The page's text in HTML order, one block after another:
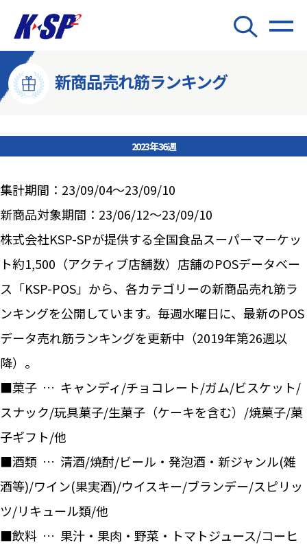
新商品売れ筋ランキング
2023年36週
集計期間：23/09/04～23/09/10
新商品対象期間：23/06/12～23/09/10
株式会社KSP-SPが提供する全国食品スーパーマーケッ
ト約1,500（アクティブ店舗数）店舗のPOSデータベー
ス「KSP-POS」から、各カテゴリーの新商品売れ筋ラ
ンキングを公開しています。毎週水曜日に、最新のPOS
データ売れ筋ランキングを更新中（2019年第26週以
降）。
■菓子 … キャンディ/チョコレート/ガム/ビスケット/
スナック/玩具菓子/生菓子（ケーキを含む）/焼菓子/菓
子ギフト/他
■酒類 … 清酒/焼酎/ビール・発泡酒・新ジャンル(雑
酒等)/ワイン(果実酒)/ウイスキー/ブランデー/スピリッ
ツ/リキュール類/他
■飲料 … 果汁・果肉・野菜・トマトジュース/コーヒ